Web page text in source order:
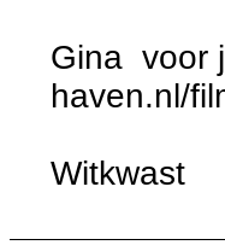
Gina voor
haven.nl/
Witkwast